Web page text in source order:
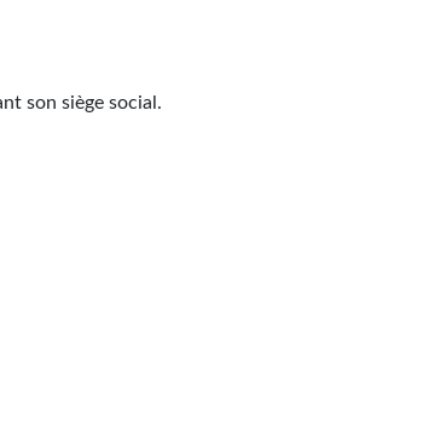
son siège social.